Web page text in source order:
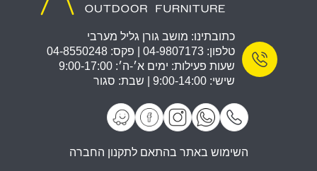
כתובתינו: מושב גורן גליל מערבי
טלפון: 04-9807173 | פקס: 04-8550248
שעות פעילות: ימים א׳-ה׳: 9:00-17:00
שישי: 9:00-14:00 | שבת: סגור
השימוש באתר בהתאם לתקנון החברה